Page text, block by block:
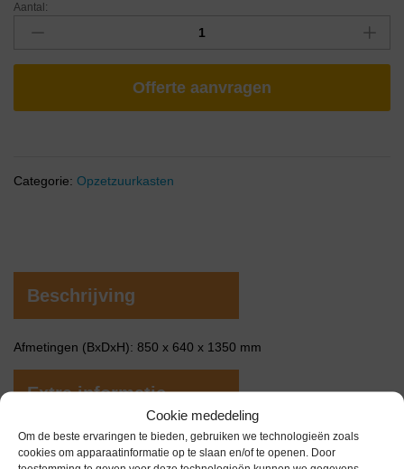
Cookie mededeling
Om de beste ervaringen te bieden, gebruiken we technologieën zoals
cookies om apparaatinformatie op te slaan en/of te openen. Door
Aantal:
Offerte aanvragen
Categorie: Opzetzuurkasten
Beschrijving
Afmetingen (BxDxH): 850 x 640 x 1350 mm
Extra informatie
Gewicht 0,0 kg